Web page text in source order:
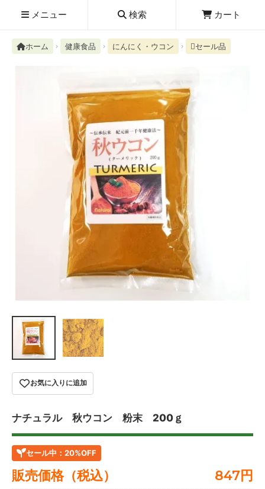
メニュー 検索 カート
絮ユ⑳�������障����
お知らせ レビューを読む
ホーム 健康食品 にんにく・ウコン セール品
お気に入りに追加
ナチュラル 秋ウコン 粉末 200ｇ
セール中： 20%OFF
販売価格（税込） 847円